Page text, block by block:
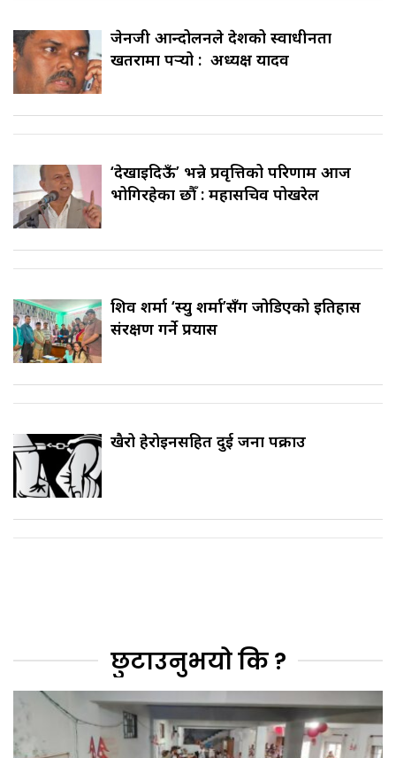
जेनजी आन्दोलनले देशको स्वाधीनता
खतरामा पर्‍यो : अध्यक्ष यादव
‘देखाइदिऊँ’ भन्ने प्रवृत्तिको परिणाम आज
भोगिरहेका छौँ : महासचिव पोखरेल
शिव शर्मा ‘स्यु शर्मा’सँग जोडिएको इतिहास
संरक्षण गर्ने प्रयास
खैरो हेरोइनसहित दुई जना पक्राउ
छुटाउनुभयो कि ?